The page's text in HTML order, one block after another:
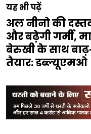
यह भी पढ़ें
अल नीनो की
और बढ़ेगी गर्मी,
बेरुखी के साथ
तैयार: डब्ल्यूएमओ